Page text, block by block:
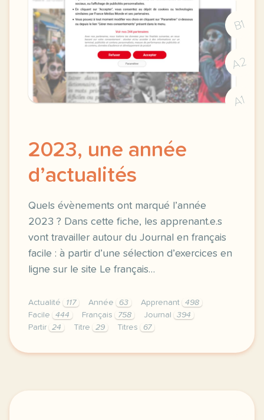
B1
A2
A1
2023, une année
d’actualités
Quels évènements ont marqué l’année
2023 ? Dans cette fiche, les apprenant.e.s
vont travailler autour du Journal en français
facile : à partir d’une sélection d’exercices en
ligne sur le site Le français…
Actualité 117 Année 63 Apprenant
498
Facile
444 Français 758 Journal
394
Partir
24 Titre 29 Titres 67
fiche b2 2023 une annee d actualites quels